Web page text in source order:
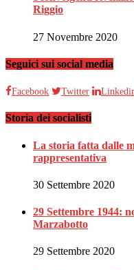
Riggio
27 Novembre 2020
Seguici sui social media
Facebook Twitter
Storia dei socialisti
La storia fatta dalle
rappresentativa
30 Settembre 2020
29 Settembre 1944:
Marzabotto
29 Settembre 2020